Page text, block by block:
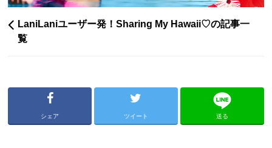
LaniLaniユーザー発！Sharing My Hawaii♡の記事一
覧
シェア ツイート 送る